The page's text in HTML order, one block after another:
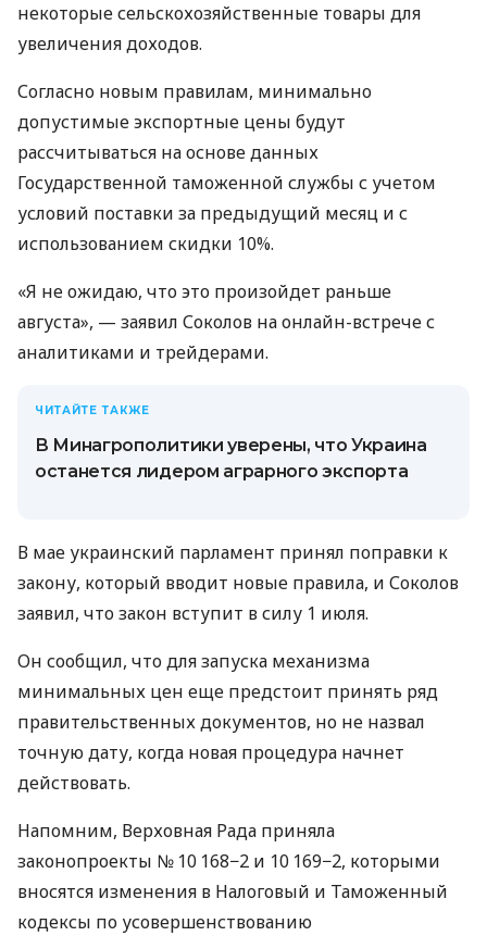
некоторые сельскохозяйственные товары для
увеличения доходов.
Согласно новым правилам, минимально
допустимые экспортные цены будут
рассчитываться на основе данных
Государственной таможенной службы с учетом
условий поставки за предыдущий месяц и с
использованием скидки 10%.
«Я не ожидаю, что это произойдет раньше
августа», — заявил Соколов на онлайн-встрече с
аналитиками и трейдерами.
ЧИТАЙТЕ ТАКЖЕ
В Минагрополитики уверены, что Украина
останется лидером аграрного экспорта
В мае украинский парламент принял поправки к
закону, который вводит новые правила, и Соколов
заявил, что закон вступит в силу 1 июля.
Он сообщил, что для запуска механизма
минимальных цен еще предстоит принять ряд
правительственных документов, но не назвал
точную дату, когда новая процедура начнет
действовать.
Напомним, Верховная Рада приняла
законопроекты № 10 168−2 и 10 169−2, которыми
вносятся изменения в Налоговый и Таможенный
кодексы по усовершенствованию